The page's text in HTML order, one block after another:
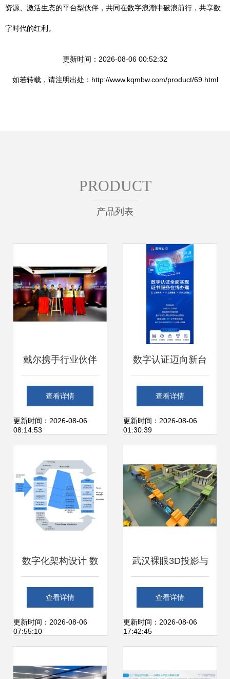
资源、激活生态的平台型伙伴，共同在数字浪潮中破浪前行，共享数
字时代的红利。
更新时间：2026-08-06 00:52:32
如若转载，请注明出处：http://www.kqmbw.com/product/69.html
PRODUCT
产品列表
戴尔携手行业伙伴
成立VR联合实验室
助力教育行业创新
查看详情
更新时间：2026-08-06
08:14:53
数字认证迈向新台
阶 证书服务与数字
内容制作全面实现
查看详情
更新时间：2026-08-06
01:30:39
数字化架构设计 数
字内容制作服务的
系统性构建
查看详情
更新时间：2026-08-06
07:55:10
武汉裸眼3D投影与
全息纱幕沙盘 赋能
数字可视化新体验
查看详情
更新时间：2026-08-06
17:42:45